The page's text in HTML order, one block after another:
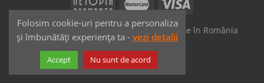
SAIKO MEDIA & SIGNS - Produse fabricate în România
Dezvoltat deJPG MEDIA
Folosim cookie-uri pentru a personaliza
și îmbunătăți experiența ta - vezi detalii
Accept Nu sunt de acord